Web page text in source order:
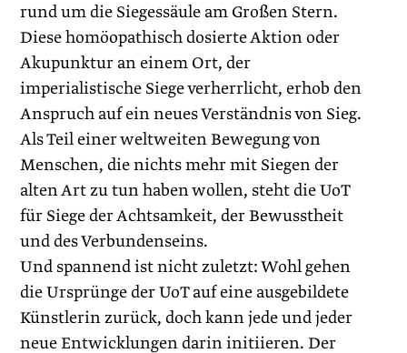
rund um die Siegessäule am Großen Stern.
Diese homöopathisch ­dosierte Aktion oder
Akupunktur an einem Ort, der
imperialistische Siege verherrlicht, erhob den
Anspruch auf ein neues Verständnis von Sieg.
Als Teil einer weltweiten Bewegung von
Menschen, die nichts mehr mit Siegen der
alten Art zu tun haben wollen, steht die UoT
für Siege der Achtsamkeit, der Bewusstheit
und des ­Verbundenseins.
Und spannend ist nicht zuletzt: Wohl gehen
die Ursprünge der UoT auf eine ausgebildete
Künstlerin zurück, doch kann jede und jeder
neue Entwicklungen darin initiieren. Der